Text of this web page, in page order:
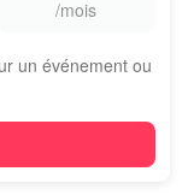
/mois
un événement ou